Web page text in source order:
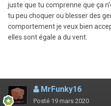
juste que tu comprenne que ça
tu peu choquer ou blesser des
comportement je veux bien
elles sont égale a du vent.
MrFunky16
Posté 19 mars 2020